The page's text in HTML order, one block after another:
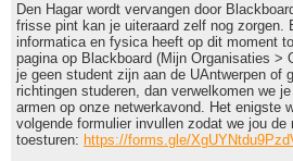
Den Hagar wordt vervangen door
frisse pint kan je uiteraard zelf nog zorgen.
informatica en fysica heeft op dit moment
pagina op Blackboard (Mijn Organisaties >
je geen student zijn aan de UAntwerpen of
richtingen studeren, dan verwelkomen we
armen op onze netwerkavond. Het enigste
volgende formulier invullen zodat we jou de
toesturen: https://forms.gle/